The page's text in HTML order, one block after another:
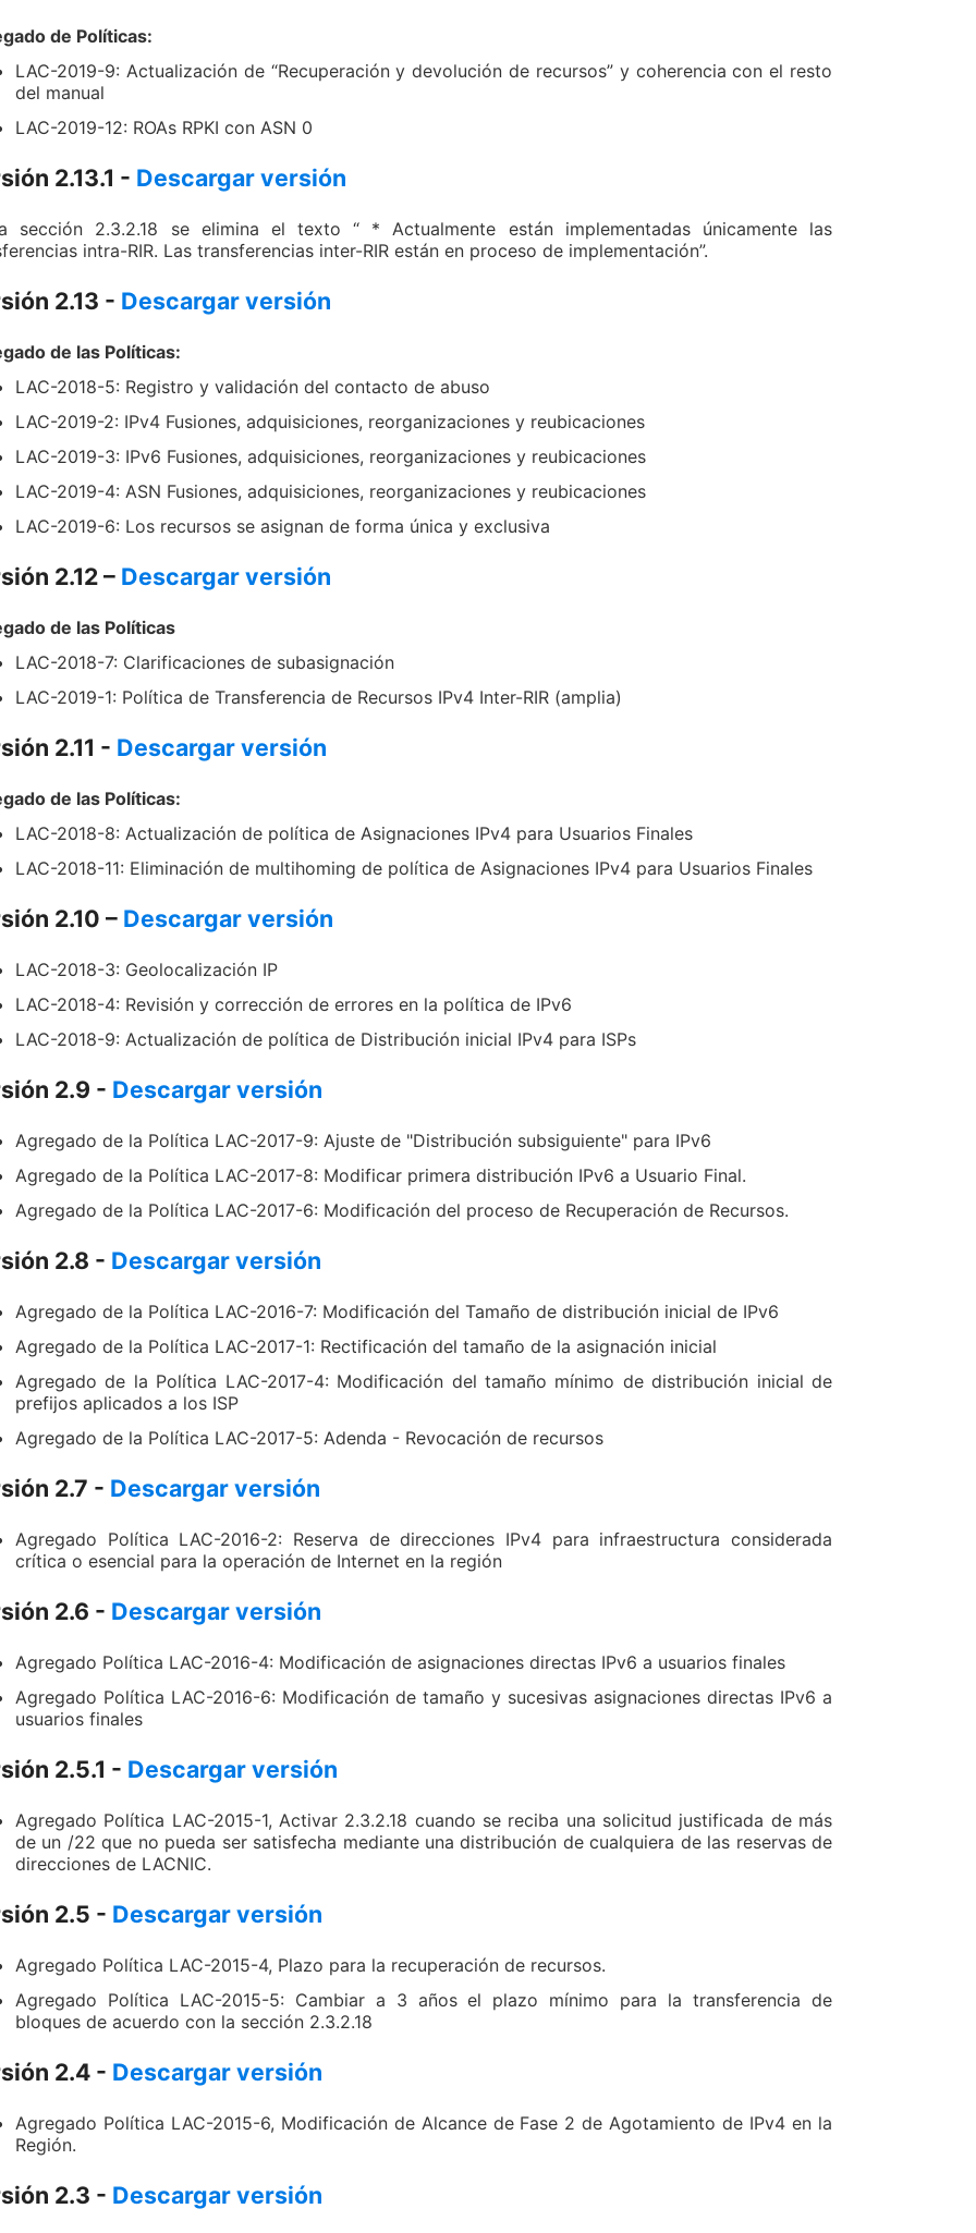
de Políticas:
LAC-2019-9: Actualización de “Recuperación y devolución de recursos” y coherencia con el resto
del manual
LAC-2019-12: ROAs RPKI con ASN 0
2.13.1 - Descargar versión
sección 2.3.2.18 se elimina el texto “ * Actualmente están implementadas únicamente las
intra-RIR. Las transferencias inter-RIR están en proceso de implementación”.
2.13 - Descargar versión
de las Políticas:
LAC-2018-5: Registro y validación del contacto de abuso
LAC-2019-2: IPv4 Fusiones, adquisiciones, reorganizaciones y reubicaciones
LAC-2019-3: IPv6 Fusiones, adquisiciones, reorganizaciones y reubicaciones
LAC-2019-4: ASN Fusiones, adquisiciones, reorganizaciones y reubicaciones
LAC-2019-6: Los recursos se asignan de forma única y exclusiva
2.12 – Descargar versión
de las Políticas
LAC-2018-7: Clarificaciones de subasignación
LAC-2019-1: Política de Transferencia de Recursos IPv4 Inter-RIR (amplia)
2.11 - Descargar versión
de las Políticas:
LAC-2018-8: Actualización de política de Asignaciones IPv4 para Usuarios Finales
LAC-2018-11: Eliminación de multihoming de política de Asignaciones IPv4 para Usuarios Finales
2.10 – Descargar versión
LAC-2018-3: Geolocalización IP
LAC-2018-4: Revisión y corrección de errores en la política de IPv6
LAC-2018-9: Actualización de política de Distribución inicial IPv4 para ISPs
2.9 - Descargar versión
Agregado de la Política LAC-2017-9: Ajuste de "Distribución subsiguiente" para IPv6
Agregado de la Política LAC-2017-8: Modificar primera distribución IPv6 a Usuario Final.
Agregado de la Política LAC-2017-6: Modificación del proceso de Recuperación de Recursos.
2.8 - Descargar versión
Agregado de la Política LAC-2016-7: Modificación del Tamaño de distribución inicial de IPv6
Agregado de la Política LAC-2017-1: Rectificación del tamaño de la asignación inicial
Agregado de la Política LAC-2017-4: Modificación del tamaño mínimo de distribución inicial de
prefijos aplicados a los ISP
Agregado de la Política LAC-2017-5: Adenda - Revocación de recursos
2.7 - Descargar versión
Agregado Política LAC-2016-2: Reserva de direcciones IPv4 para infraestructura considerada
crítica o esencial para la operación de Internet en la región
2.6 - Descargar versión
Agregado Política LAC-2016-4: Modificación de asignaciones directas IPv6 a usuarios finales
Agregado Política LAC-2016-6: Modificación de tamaño y sucesivas asignaciones directas IPv6 a
usuarios finales
2.5.1 - Descargar versión
Agregado Política LAC-2015-1, Activar 2.3.2.18 cuando se reciba una solicitud justificada de más
de un /22 que no pueda ser satisfecha mediante una distribución de cualquiera de las reservas de
direcciones de LACNIC.
2.5 - Descargar versión
Agregado Política LAC-2015-4, Plazo para la recuperación de recursos.
Agregado Política LAC-2015-5: Cambiar a 3 años el plazo mínimo para la transferencia de
bloques de acuerdo con la sección 2.3.2.18
2.4 - Descargar versión
Agregado Política LAC-2015-6, Modificación de Alcance de Fase 2 de Agotamiento de IPv4 en la
Región.
2.3 - Descargar versión